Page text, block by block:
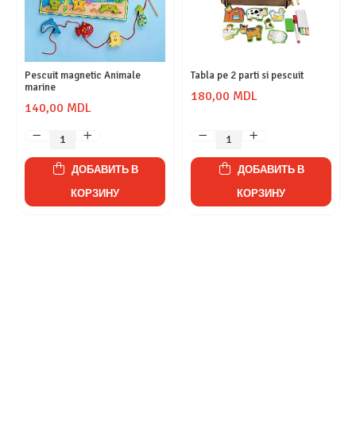
Pescuit magnetic Animale
marine
140,00 MDL
ДОБАВИТЬ В
КОРЗИНУ
Tabla pe 2 parti si pescuit
180,00 MDL
ДОБАВИТЬ В
КОРЗИНУ